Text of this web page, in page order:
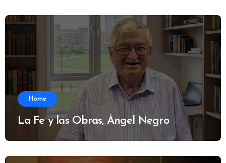
Home
La Fe y las Obras, Ángel Negro